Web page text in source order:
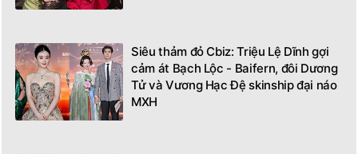
Siêu thảm đỏ Cbiz: Triệu Lệ Dĩnh gợi
cảm át Bạch Lộc - Baifern, đôi Dương
Tử và Vương Hạc Đệ skinship đại náo
MXH